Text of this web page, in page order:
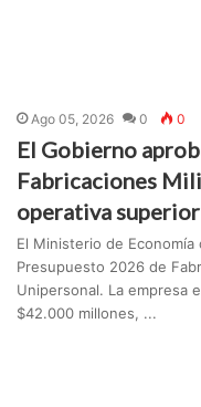
Ago 05, 2026 0 0
El Gobierno
Fabricaciones
operativa
El Ministerio de
Presupuesto 2026 de
Unipersonal. La empresa
$42.000 millones, ...